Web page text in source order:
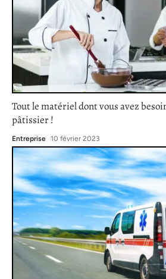
Tout le matériel dont vous avez
pâtissier !
Entreprise 10 février 2023